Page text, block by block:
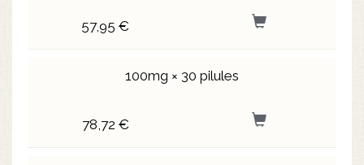
57,95 €
100mg × 30 pilules
78,72 €